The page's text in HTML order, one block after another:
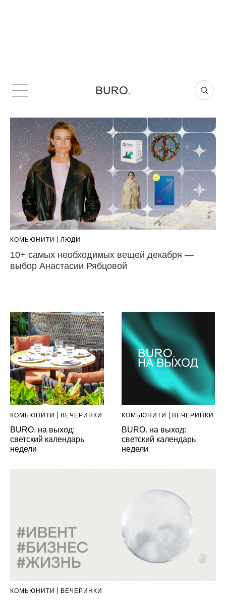
КОМЬЮНИТИ ЛЮДИ
10+ самых необходимых вещей декабря —
выбор Анастасии Рябцовой
КОМЬЮНИТИ ВЕЧЕРИНКИ
BURO. на выход:
светский календарь
недели
КОМЬЮНИТИ ВЕЧЕРИНКИ
BURO. на выход:
светский календарь
недели
КОМЬЮНИТИ ВЕЧЕРИНКИ